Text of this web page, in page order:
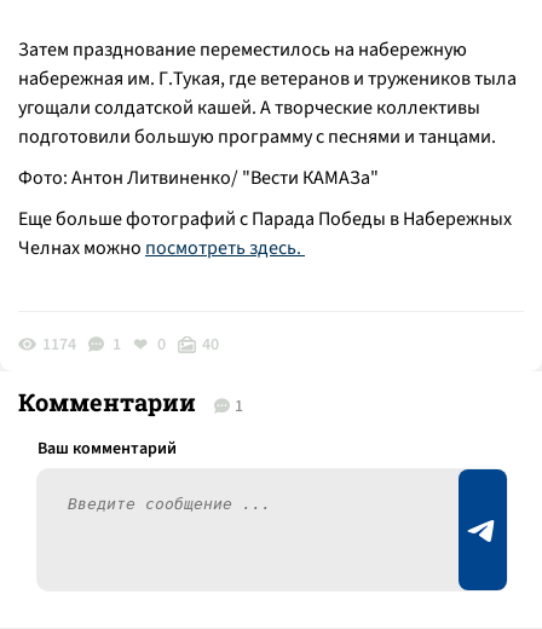
Затем празднование переместилось на набережную
набережная им. Г.Тукая, где ветеранов и тружеников тыла
угощали солдатской кашей. А творческие коллективы
подготовили большую программу с песнями и танцами.
Фото: Антон Литвиненко/ "Вести КАМАЗа"
Еще больше фотографий с Парада Победы в Набережных
Челнах можно посмотреть здесь.
1174 1 0 40
Комментарии 1